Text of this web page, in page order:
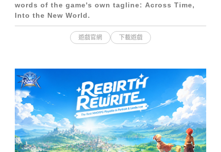
words of the game's own tagline: Across Time,
Into the New World.
遊戲官網 下載遊戲